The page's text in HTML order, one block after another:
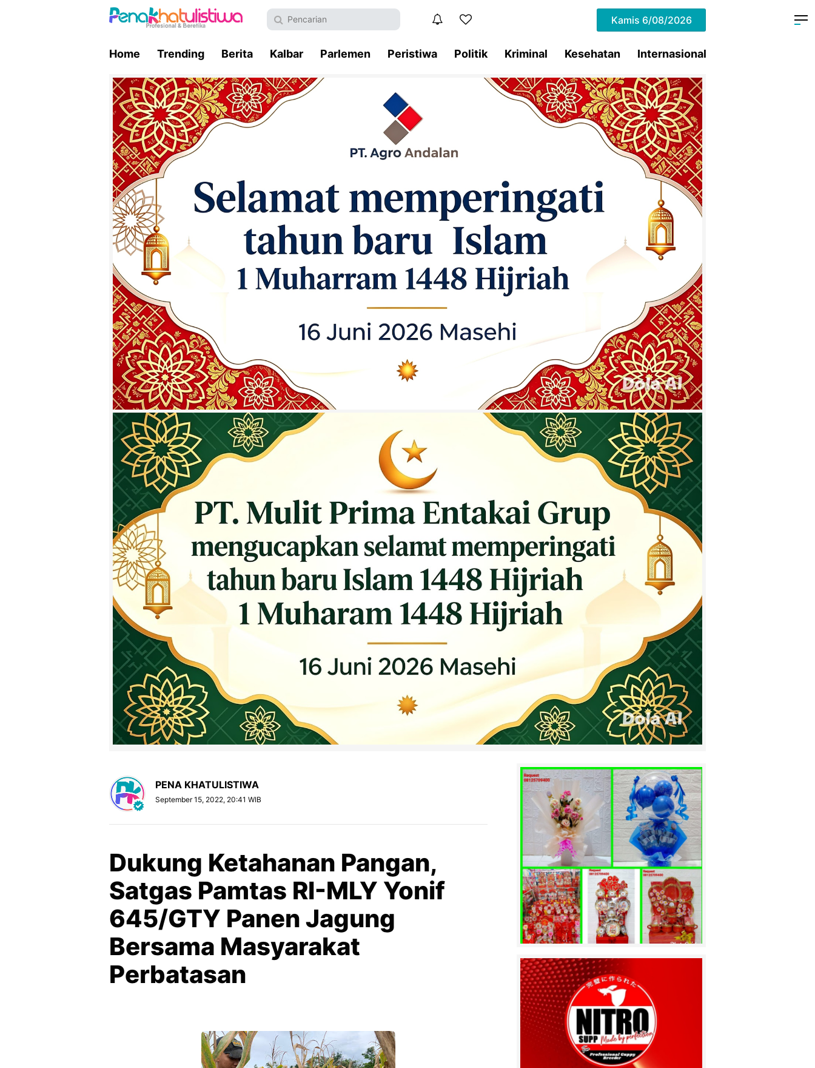
Kamis 6/08/2026
Home Trending Berita Kalbar Parlemen Peristiwa Politik Kriminal Kesehatan Internasional
PENA KHATULISTIWA
September 15, 2022, 20:41 WIB
Dukung Ketahanan Pangan,
Satgas Pamtas RI-MLY Yonif
645/GTY Panen Jagung
Bersama Masyarakat
Perbatasan